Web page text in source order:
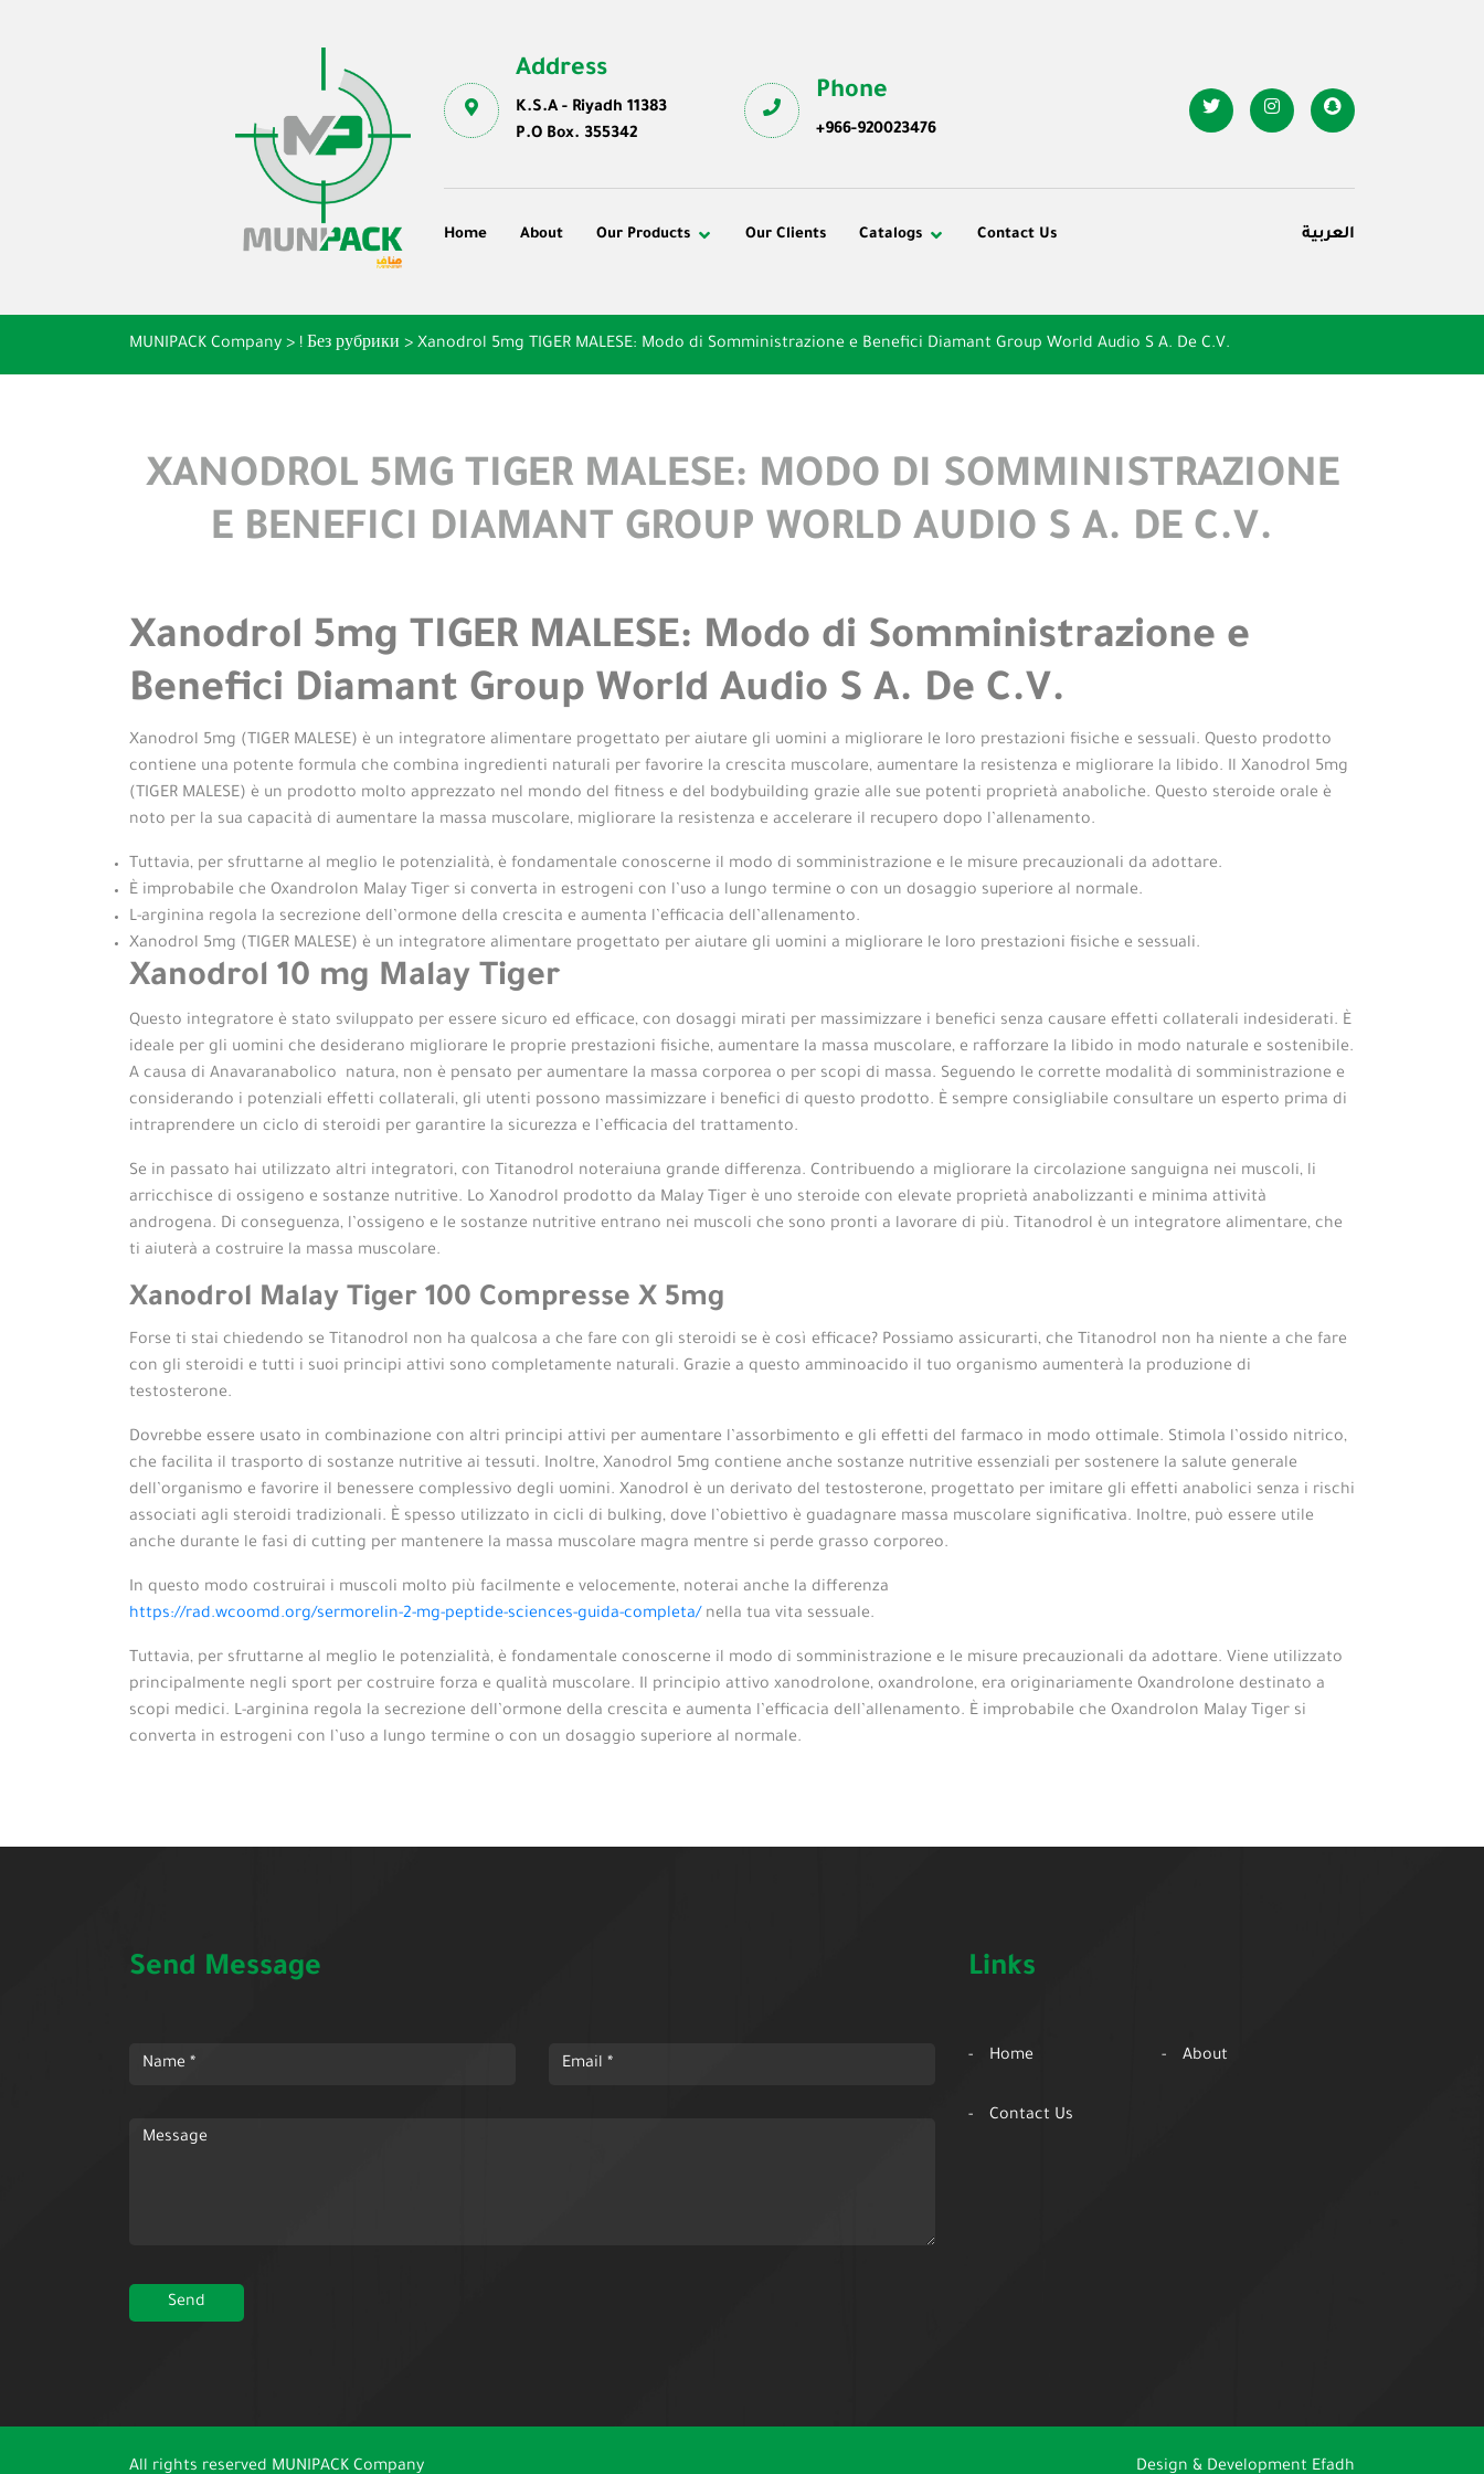
Address
K.S.A - Riyadh 11383
P.O Box. 355342
Phone
+966-920023476
Home About Our Products Our Clients Catalogs Contact Us العربية
MUNIPACK Company > ! Без рубрики > Xanodrol 5mg TIGER MALESE: Modo di Somministrazione e Benefici Diamant Group World Audio S A. De C.V.
XANODROL 5MG TIGER MALESE: MODO DI SOMMINISTRAZIONE
E BENEFICI DIAMANT GROUP WORLD AUDIO S A. DE C.V.
Xanodrol 5mg TIGER MALESE: Modo di Somministrazione e
Benefici Diamant Group World Audio S A. De C.V.
Xanodrol 5mg (TIGER MALESE) è un integratore alimentare progettato per aiutare gli uomini a migliorare le loro prestazioni fisiche e sessuali. Questo prodotto
contiene una potente formula che combina ingredienti naturali per favorire la crescita muscolare, aumentare la resistenza e migliorare la libido. Il Xanodrol 5mg
(TIGER MALESE) è un prodotto molto apprezzato nel mondo del fitness e del bodybuilding grazie alle sue potenti proprietà anaboliche. Questo steroide orale è
noto per la sua capacità di aumentare la massa muscolare, migliorare la resistenza e accelerare il recupero dopo l’allenamento.
Tuttavia, per sfruttarne al meglio le potenzialità, è fondamentale conoscerne il modo di somministrazione e le misure precauzionali da adottare.
È improbabile che Oxandrolon Malay Tiger si converta in estrogeni con l’uso a lungo termine o con un dosaggio superiore al normale.
L-arginina regola la secrezione dell’ormone della crescita e aumenta l’efficacia dell’allenamento.
Xanodrol 5mg (TIGER MALESE) è un integratore alimentare progettato per aiutare gli uomini a migliorare le loro prestazioni fisiche e sessuali.
Xanodrol 10 mg Malay Tiger
Questo integratore è stato sviluppato per essere sicuro ed efficace, con dosaggi mirati per massimizzare i benefici senza causare effetti collaterali indesiderati. È
ideale per gli uomini che desiderano migliorare le proprie prestazioni fisiche, aumentare la massa muscolare, e rafforzare la libido in modo naturale e sostenibile.
A causa di Anavaranabolico natura, non è pensato per aumentare la massa corporea o per scopi di massa. Seguendo le corrette modalità di somministrazione e
considerando i potenziali effetti collaterali, gli utenti possono massimizzare i benefici di questo prodotto. È sempre consigliabile consultare un esperto prima di
intraprendere un ciclo di steroidi per garantire la sicurezza e l’efficacia del trattamento.
Se in passato hai utilizzato altri integratori, con Titanodrol noteraiuna grande differenza. Contribuendo a migliorare la circolazione sanguigna nei muscoli, li
arricchisce di ossigeno e sostanze nutritive. Lo Xanodrol prodotto da Malay Tiger è uno steroide con elevate proprietà anabolizzanti e minima attività
androgena. Di conseguenza, l’ossigeno e le sostanze nutritive entrano nei muscoli che sono pronti a lavorare di più. Titanodrol è un integratore alimentare, che
ti aiuterà a costruire la massa muscolare.
Xanodrol Malay Tiger 100 Compresse X 5mg
Forse ti stai chiedendo se Titanodrol non ha qualcosa a che fare con gli steroidi se è così efficace? Possiamo assicurarti, che Titanodrol non ha niente a che fare
con gli steroidi e tutti i suoi principi attivi sono completamente naturali. Grazie a questo amminoacido il tuo organismo aumenterà la produzione di
testosterone.
Dovrebbe essere usato in combinazione con altri principi attivi per aumentare l’assorbimento e gli effetti del farmaco in modo ottimale. Stimola l’ossido nitrico,
che facilita il trasporto di sostanze nutritive ai tessuti. Inoltre, Xanodrol 5mg contiene anche sostanze nutritive essenziali per sostenere la salute generale
dell’organismo e favorire il benessere complessivo degli uomini. Xanodrol è un derivato del testosterone, progettato per imitare gli effetti anabolici senza i rischi
associati agli steroidi tradizionali. È spesso utilizzato in cicli di bulking, dove l’obiettivo è guadagnare massa muscolare significativa. Inoltre, può essere utile
anche durante le fasi di cutting per mantenere la massa muscolare magra mentre si perde grasso corporeo.
In questo modo costruirai i muscoli molto più facilmente e velocemente, noterai anche la differenza
https://rad.wcoomd.org/sermorelin-2-mg-peptide-sciences-guida-completa/ nella tua vita sessuale.
Tuttavia, per sfruttarne al meglio le potenzialità, è fondamentale conoscerne il modo di somministrazione e le misure precauzionali da adottare. Viene utilizzato
principalmente negli sport per costruire forza e qualità muscolare. Il principio attivo xanodrolone, oxandrolone, era originariamente Oxandrolone destinato a
scopi medici. L-arginina regola la secrezione dell’ormone della crescita e aumenta l’efficacia dell’allenamento. È improbabile che Oxandrolon Malay Tiger si
converta in estrogeni con l’uso a lungo termine o con un dosaggio superiore al normale.
Send Message Links
Home About
Contact Us
All rights reserved MUNIPACK Company Design & Development Efadh